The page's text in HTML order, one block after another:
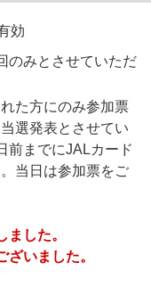
効
のみとさせていただ
た方にのみ参加票
選発表とさせてい
前までにJALカード
当日は参加票をご
した。
いました。